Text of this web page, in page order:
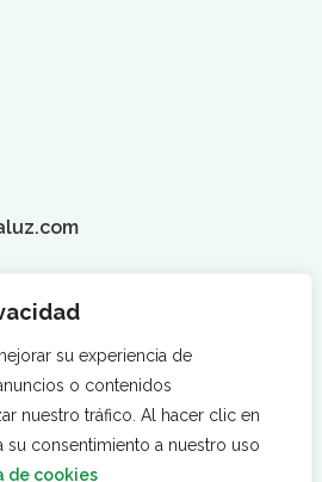
su experiencia de
o contenidos
nuestro tráfico. Al hacer clic en
su consentimiento a nuestro uso
de cookies